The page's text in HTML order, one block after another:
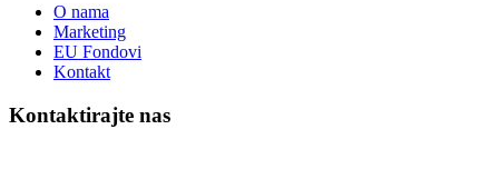
O nama
Marketing
EU Fondovi
Kontakt
Kontaktirajte nas